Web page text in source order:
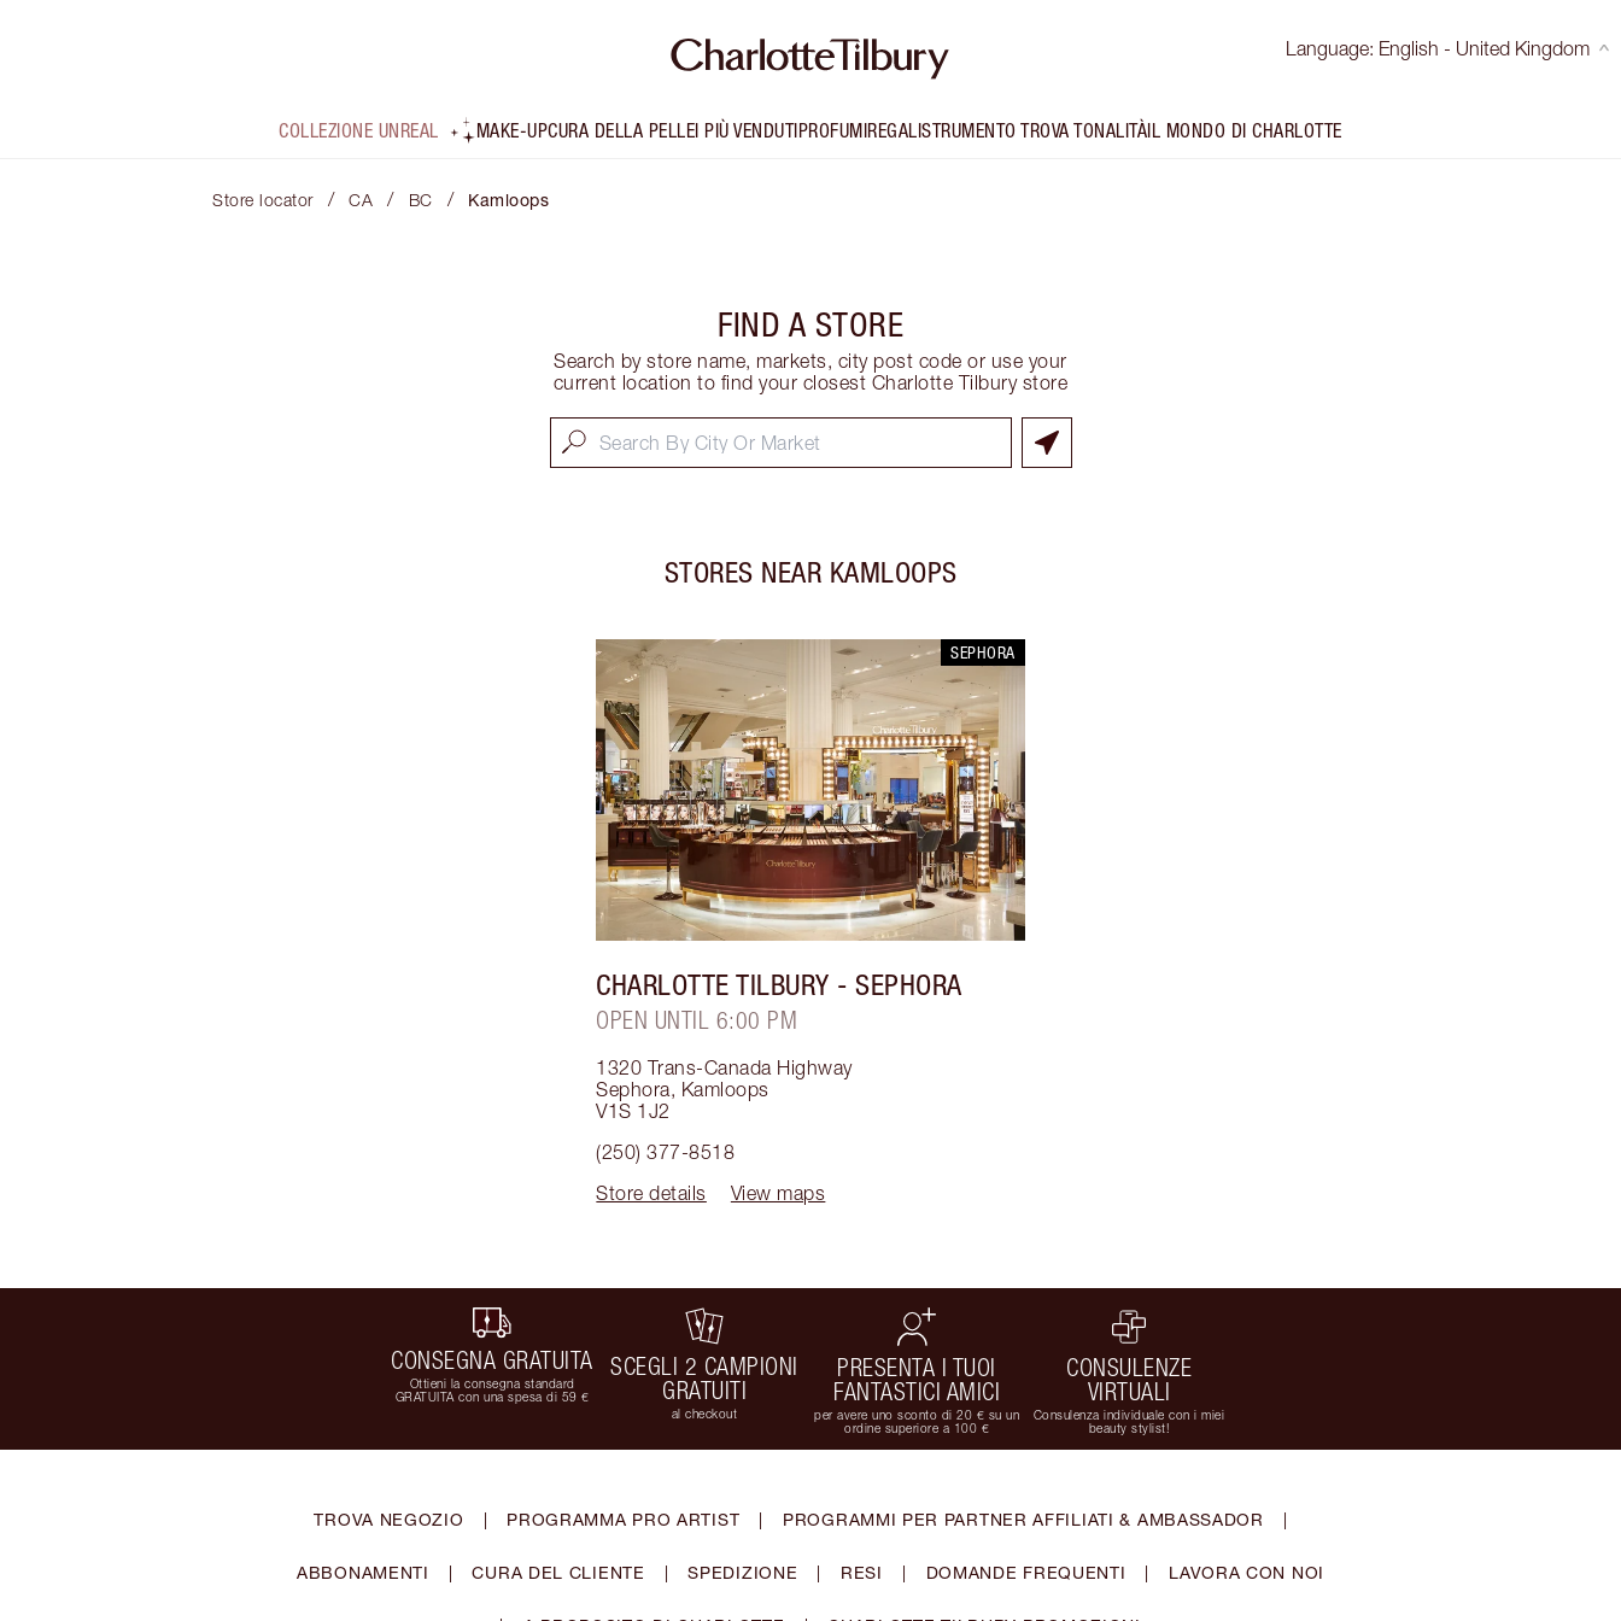
Language: English - United Kingdom
COLLEZIONE UNREAL MAKE-UPCURA DELLA PELLEI PIÙ VENDUTIPROFUMIREGALISTRUMENTO TROVA TONALITÀIL MONDO DI CHARLOTTE
Store locator / CA / BC / Kamloops
FIND A STORE
Search by store name, markets, city post code or use your
current location to find your closest Charlotte Tilbury store
STORES NEAR KAMLOOPS
SEPHORA
CHARLOTTE TILBURY - SEPHORA
OPEN UNTIL 6:00 PM
1320 Trans-Canada Highway
Sephora, Kamloops
V1S 1J2
(250) 377-8518
Store details
View maps
CONSEGNA GRATUITA
Ottieni la consegna standard
GRATUITA con una spesa di 59 €
SCEGLI 2 CAMPIONI
GRATUITI
al checkout
PRESENTA I TUOI
FANTASTICI AMICI
per avere uno sconto di 20 € su un
ordine superiore a 100 €
CONSULENZE
VIRTUALI
Consulenza individuale con i miei
beauty stylist!
TROVA NEGOZIO | PROGRAMMA PRO ARTIST | PROGRAMMI PER PARTNER AFFILIATI & AMBASSADOR |
ABBONAMENTI | CURA DEL CLIENTE | SPEDIZIONE | RESI | DOMANDE FREQUENTI | LAVORA CON NOI